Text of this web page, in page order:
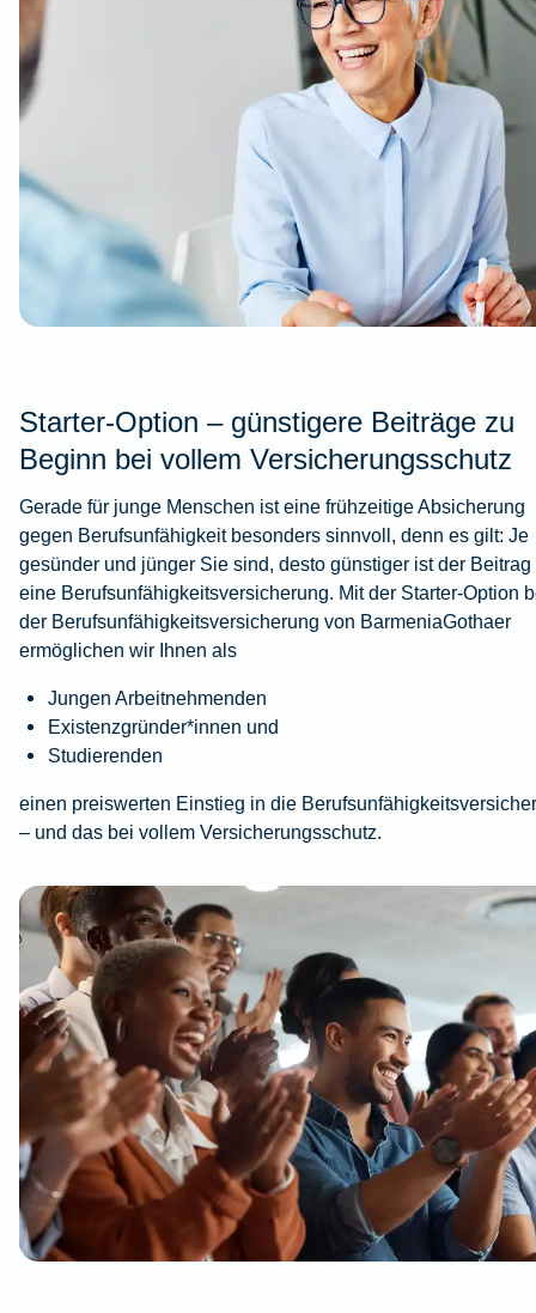
Starter-Option – günstigere Beiträge zu
Beginn bei vollem Versicherungsschutz
Gerade für junge Menschen ist eine frühzeitige Absicherung
gegen Berufsunfähigkeit besonders sinnvoll, denn es gilt: Je
gesünder und jünger Sie sind, desto günstiger ist der Beitrag
eine Berufsunfähigkeitsversicherung. Mit der Starter-Option
der Berufsunfähigkeitsversicherung von BarmeniaGothaer
ermöglichen wir Ihnen als
Jungen Arbeitnehmenden
Existenzgründer*innen und
Studierenden
einen preiswerten Einstieg in die
– und das bei vollem Versicherungsschutz.